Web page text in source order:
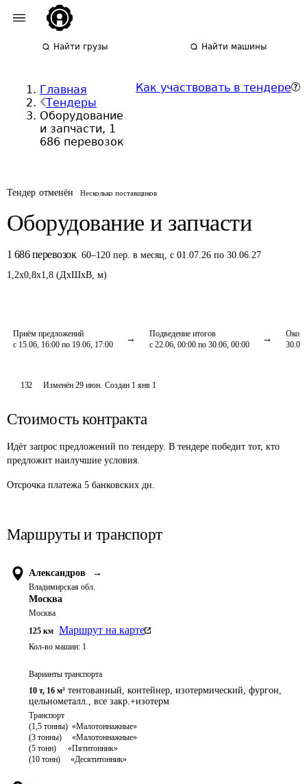
Найти грузы Найти машины
Главная
Тендеры
Оборудование
и запчасти, 1
686 перевозок
Как участвовать в тендере
Тендер отменён Несколько поставщиков
Оборудование и запчасти
1 686 перевозок 60–120 пер. в месяц,с 01.07.26 по 30.06.27
1,2x0,8x1,8 (ДxШxВ, м)
Приём предложений
с 15.06, 16:00 по 19.06, 17:00
Подведение итогов
с 22.06, 00:00 по 30.06, 00:00
132 Изменён29 июн. Создан 1 янв 1
Стоимость контракта
Идёт запрос предложений по тендеру. В тендере победит тот, кто
предложит наилучшие условия.
Отсрочка платежа 5 банковских дн.
Маршруты и транспорт
Александров →
Владимирская обл.
Москва
Москва
125 км Маршрут на карте
Кол-во машин: 1
Варианты транспорта
10 т, 16 м³ тентованный, контейнер, изотермический, фургон,
цельнометалл., все закр.+изотерм
Транспорт
(1,5 тонны)  «Малотоннажные»
(3 тонны)     «Малотоннажные»
(5 тонн)	   «Пятитонник»